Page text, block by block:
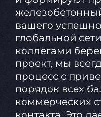
вашего
глобальной
коллегами
проект, мы
процесс с
порядок всех
коммерческих
контакта. Это